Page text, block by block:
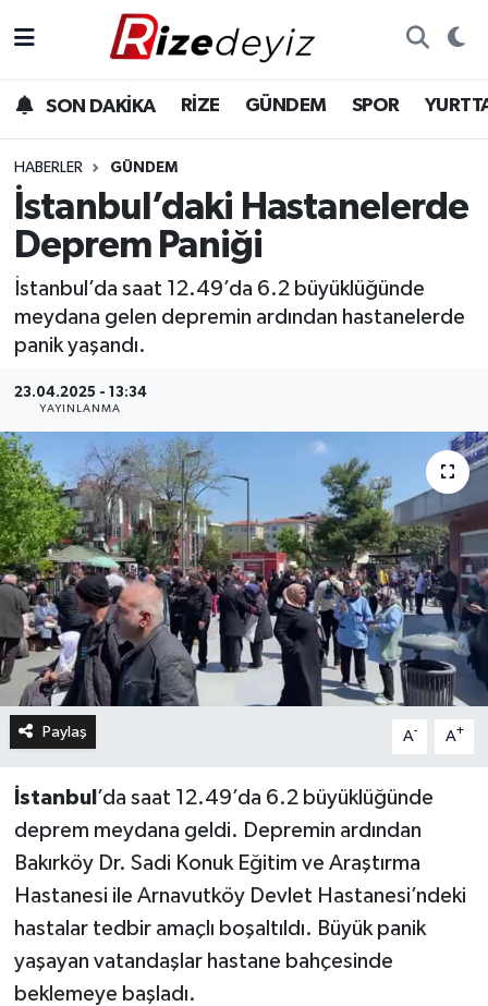
SON DAKİKA RİZE GÜNDEM SPOR
HABERLER GÜNDEM
İstanbul’daki Hastanelerde
Deprem Paniği
İstanbul’da saat 12.49’da 6.2 büyüklüğünde
meydana gelen depremin ardından hastanelerde
panik yaşandı.
23.04.2025 - 13:34
YAYINLANMA
Paylaş A- A+
İstanbul ’da saat 12.49’da 6.2 büyüklüğünde
deprem meydana geldi. Depremin ardından
Bakırköy Dr. Sadi Konuk Eğitim ve Araştırma
Hastanesi ile Arnavutköy Devlet Hastanesi’ndeki
hastalar tedbir amaçlı boşaltıldı. Büyük panik
yaşayan vatandaşlar hastane bahçesinde
beklemeye başladı.
Gündem
Yurttan Haberler
Ekonomi
Teknoloji
Sağlık
Rize Hava Durumu
Rize Trafik Yoğunluk Haritası
Süper Lig Puan Durumu ve Fikstür
Tüm Manşetler
Son Dakika Haberleri
Haber Arşivi